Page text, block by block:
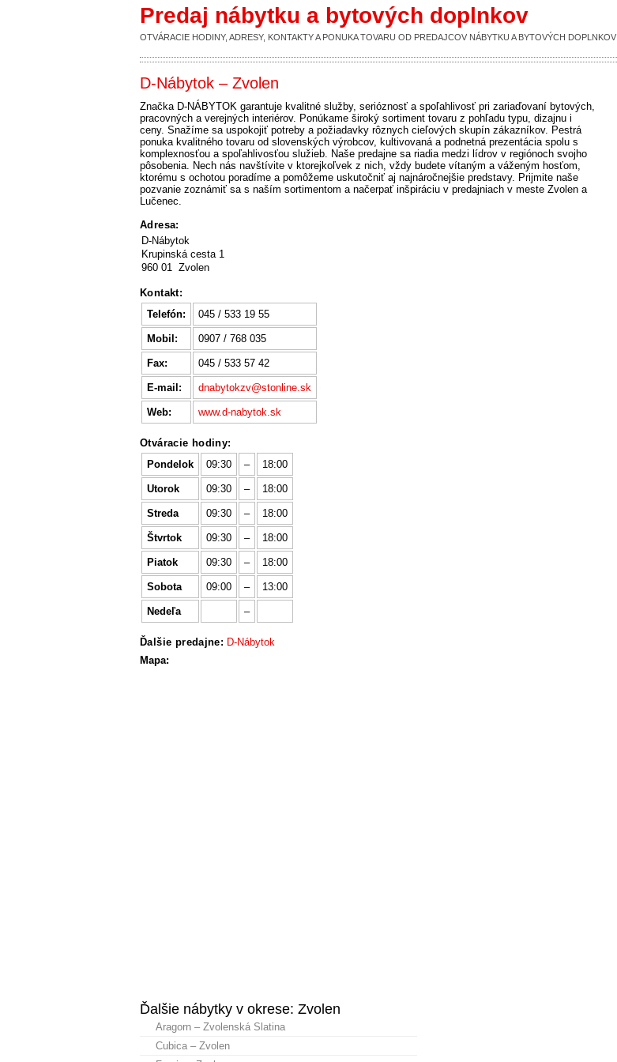
Predaj nábytku a bytových doplnkov
OTVÁRACIE HODINY, ADRESY, KONTAKTY A PONUKA TOVARU OD PREDAJCOV NÁBYTKU A BYTOVÝCH DOPLNKOV
D-Nábytok – Zvolen
Značka D-NÁBYTOK garantuje kvalitné služby, serióznosť a spoľahlivosť pri zariaďovaní bytových,
pracovných a verejných interiérov. Ponúkame široký sortiment tovaru z pohľadu typu, dizajnu i
ceny. Snažíme sa uspokojiť potreby a požiadavky rôznych cieľových skupín zákazníkov. Pestrá
ponuka kvalitného tovaru od slovenských výrobcov, kultivovaná a podnetná prezentácia spolu s
komplexnosťou a spoľahlivosťou služieb. Naše predajne sa riadia medzi lídrov v regiónoch svojho
pôsobenia. Nech nás navštívite v ktorejkoľvek z nich, vždy budete vítaným a váženým hosťom,
ktorému s ochotou poradíme a pomôžeme uskutočniť aj najnáročnejšie predstavy. Prijmite naše
pozvanie zoznámiť sa s naším sortimentom a načerpať inšpiráciu v predajniach v meste Zvolen a
Lučenec.
Adresa:
D-Nábytok
Krupinská cesta 1
960 01 Zvolen
Kontakt:
Telefón:
045 / 533 19 55
Mobil: 0907 / 768 035
Fax: 045 / 533 57 42
E-mail: dnabytokzv@stonline.sk
Web: www.d-nabytok.sk
Otváracie hodiny:
Pondelok
09:30 – 18:00
Utorok 09:30 – 18:00
Streda 09:30 – 18:00
Štvrtok 09:30 – 18:00
Piatok 09:30 – 18:00
Sobota 09:00 – 13:00
Nedeľa –
Ďalšie predajne: D-Nábytok
Mapa:
Ďalšie nábytky v okrese: Zvolen
Aragorn – Zvolenská Slatina
Cubica – Zvolen